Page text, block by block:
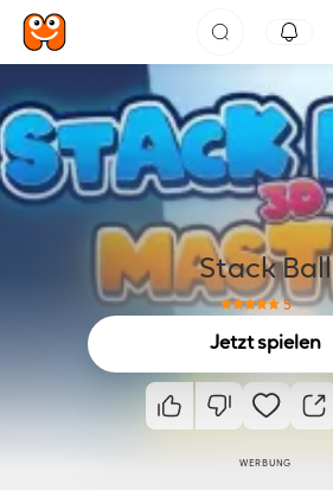
Stack Ball
5
Jetzt spielen
WERBUNG